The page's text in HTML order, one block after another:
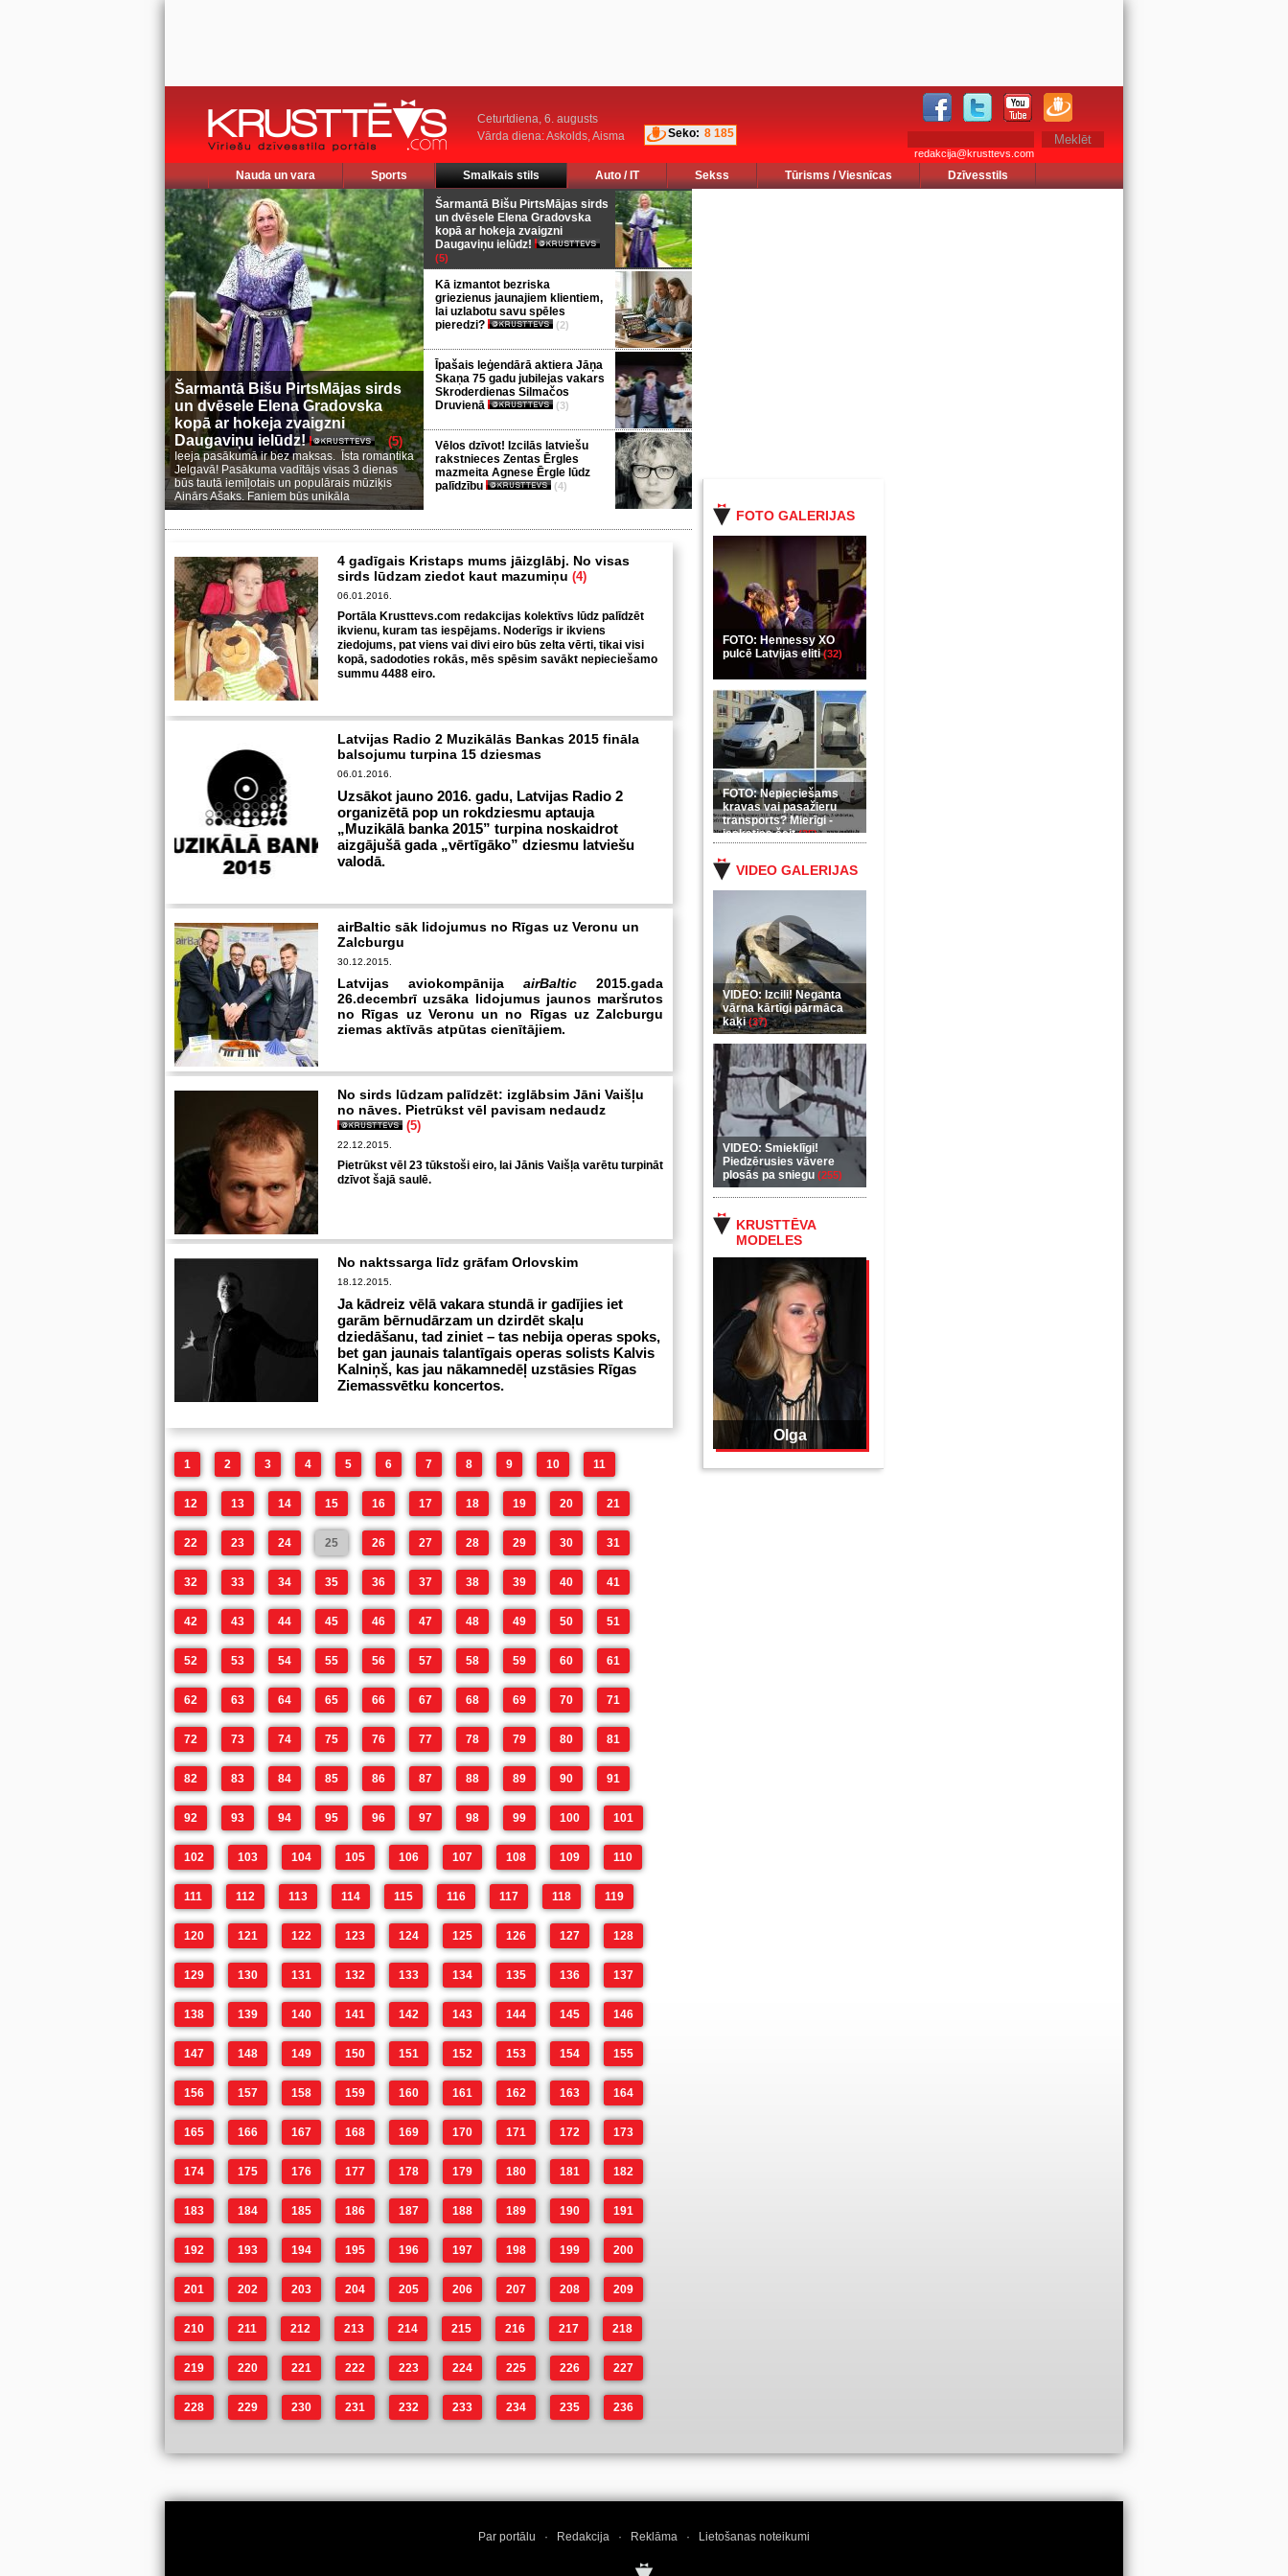
Ceturtdiena, 6. augusts
Vārda diena: Askolds, Aisma
Seko: 8 185
redakcija@krusttevs.com
Nauda un vara Sports Smalkais stils Auto / IT Sekss Tūrisms / Viesnīcas Dzīvesstils
FOTO GALERIJAS
FOTO: Hennessy XO
pulcē Latvijas eliti(32)
FOTO: Nepieciešams
kravas vai pasažieru
transports? Mierīgi -
ieskaties šeit(35)
VIDEO GALERIJAS
VIDEO: Izcili! Neganta
vārna kārtīgi pārmāca
kaķi(37)
VIDEO: Smieklīgi!
Piedzērusies vāvere
plosās pa sniegu (255)
KRUSTTĒVA
MODELES
Olga
Šarmantā Bišu PirtsMājas sirds
un dvēsele Elena Gradovska
kopā ar hokeja zvaigzni
Daugaviņu ielūdz!
(5)
Ieeja pasākumā ir bez maksas. Īsta romantika
Jelgavā! Pasākuma vadītājs visas 3 dienas
būs tautā iemīļotais un populārais mūziķis
Ainārs Ašaks. Faniem būs unikāla
Šarmantā Bišu PirtsMājas sirds
un dvēsele Elena Gradovska
kopā ar hokeja zvaigzni
Daugaviņu ielūdz!
(5)
Kā izmantot bezriska
griezienus jaunajiem klientiem,
lai uzlabotu savu spēles
pieredzi?
(2)
Īpašais leģendārā aktiera Jāņa
Skaņa 75 gadu jubilejas vakars
Skroderdienas Silmačos
Druvienā
(3)
Vēlos dzīvot! Izcilās latviešu
rakstnieces Zentas Ērgles
mazmeita Agnese Ērgle lūdz
palīdzību
(4)
4 gadīgais Kristaps mums jāizglābj. No visas
sirds lūdzam ziedot kaut mazumiņu (4)
06.01.2016.
Portāla Krusttevs.com redakcijas kolektīvs lūdz palīdzēt
ikvienu, kuram tas iespējams. Noderīgs ir ikviens
ziedojums, pat viens vai divi eiro būs zelta vērti, tikai visi
kopā, sadodoties rokās, mēs spēsim savākt nepieciešamo
summu 4488 eiro.
Latvijas Radio 2 Muzikālās Bankas 2015 fināla
balsojumu turpina 15 dziesmas
06.01.2016.
Uzsākot jauno 2016. gadu, Latvijas Radio 2
organizētā pop un rokdziesmu aptauja
„Muzikālā banka 2015” turpina noskaidrot
aizgājušā gada „vērtīgāko” dziesmu latviešu
valodā.
airBaltic sāk lidojumus no Rīgas uz Veronu un
Zalcburgu
30.12.2015.
Latvijas aviokompānija airBaltic
2015.gada
26.decembrī uzsāka lidojumus jaunos maršrutos
no Rīgas uz Veronu un no Rīgas uz Zalcburgu
ziemas aktīvās atpūtas cienītājiem.
No sirds lūdzam palīdzēt: izglābsim Jāni Vaišļu
no nāves. Pietrūkst vēl pavisam nedaudz
(5)
22.12.2015.
Pietrūkst vēl 23 tūkstoši eiro, lai Jānis Vaišļa varētu turpināt
dzīvot šajā saulē.
No naktssarga līdz grāfam Orlovskim
18.12.2015.
Ja kādreiz vēlā vakara stundā ir gadījies iet
garām bērnudārzam un dzirdēt skaļu
dziedāšanu, tad ziniet – tas nebija operas spoks,
bet gan jaunais talantīgais operas solists Kalvis
Kalniņš, kas jau nākamnedēļ uzstāsies Rīgas
Ziemassvētku koncertos.
1 2 3 4 5 6 7 8 9 10 11
12 13 14 15 16 17 18 19 20 21
22 23 24 25 26 27 28 29 30 31
32 33 34 35 36 37 38 39 40 41
42 43 44 45 46 47 48 49 50 51
52 53 54 55 56 57 58 59 60 61
62 63 64 65 66 67 68 69 70 71
72 73 74 75 76 77 78 79 80 81
82 83 84 85 86 87 88 89 90 91
92 93 94 95 96 97 98 99 100 101
102 103 104 105 106 107 108 109 110
111 112 113 114 115 116 117 118 119
120 121 122 123 124 125 126 127 128
129 130 131 132 133 134 135 136 137
138 139 140 141 142 143 144 145 146
147 148 149 150 151 152 153 154 155
156 157 158 159 160 161 162 163 164
165 166 167 168 169 170 171 172 173
174 175 176 177 178 179 180 181 182
183 184 185 186 187 188 189 190 191
192 193 194 195 196 197 198 199 200
201 202 203 204 205 206 207 208 209
210 211 212 213 214 215 216 217 218
219 220 221 222 223 224 225 226 227
228 229 230 231 232 233 234 235 236
Par portālu · Redakcija · Reklāma · Lietošanas noteikumi